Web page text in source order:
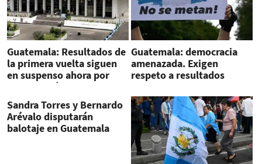
Guatemala: Resultados de
la primera vuelta siguen
en suspenso ahora por
intervención de la Corte
Suprema de Justicia
Guatemala: democracia
amenazada. Exigen
respeto a resultados
Sandra Torres y Bernardo
Arévalo disputarán
balotaje en Guatemala